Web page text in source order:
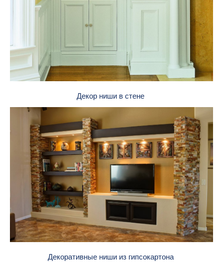
Декор ниши в стене
Декоративные ниши из гипсокартона